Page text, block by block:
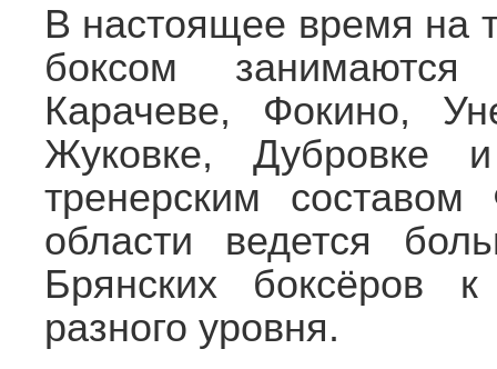
В настоящее время на
боксом
Карачеве, Фокино,
Жуковке,
тренерским
области ведется
Брянских боксёров
разного уровня.